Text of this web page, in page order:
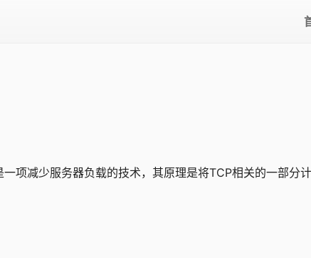
项减少服务器负载的技术，其原理是将TCP相关的一部分计